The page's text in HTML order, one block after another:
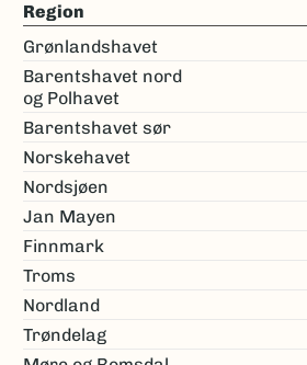
Region
Grønlandshavet
Barentshavet nord
og Polhavet
Barentshavet sør
Norskehavet
Nordsjøen
Jan Mayen
Finnmark
Troms
Nordland
Trøndelag